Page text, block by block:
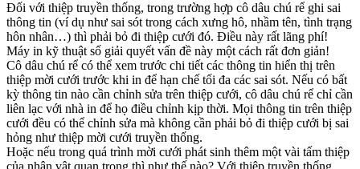
Đối với thiệp truyền thống, trong trường hợp cô dâu chú rể ghi sai
thông tin (ví dụ như sai sót trong cách xưng hô, nhầm tên, tình trạng
hôn nhân…) thì phải bỏ đi thiệp cưới đó. Điều này rất lãng phí!
Máy in kỹ thuật số giải quyết vấn đề này một cách rất đơn giản!
Cô dâu chú rể có thể xem trước chi tiết các thông tin hiển thị trên
thiệp mời cưới trước khi in để hạn chế tối đa các sai sót. Nếu có bất
kỳ thông tin nào cần chỉnh sửa trên thiệp cưới, cô dâu chú rể chỉ cần
liên lạc với nhà in để họ điều chỉnh kịp thời. Mọi thông tin trên thiệp
cưới đều có thể chỉnh sửa mà không cần phải bỏ đi thiệp cưới bị sai
hỏng như thiệp mời cưới truyền thống.
Hoặc nếu trong quá trình mời cưới phát sinh thêm một vài tấm thiệp